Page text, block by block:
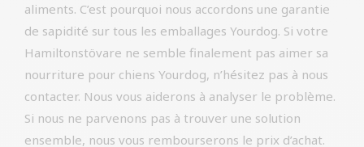
aliments. C’est pourquoi nous accordons une garantie
de sapidité sur tous les emballages Yourdog. Si votre
Hamiltonstövare ne semble finalement pas aimer sa
nourriture pour chiens Yourdog, n’hésitez pas à nous
contacter. Nous vous aiderons à analyser le problème.
Si nous ne parvenons pas à trouver une solution
ensemble, nous vous rembourserons le prix d’achat.